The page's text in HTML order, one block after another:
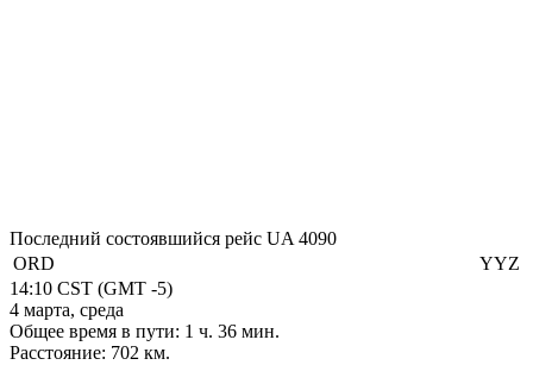
Последний состоявшийся рейс UA 4090
ORD
YYZ
14:10 CST (GMT -5)
4 марта, среда
Общее время в пути: 1 ч. 36 мин.
Расстояние: 702 км.